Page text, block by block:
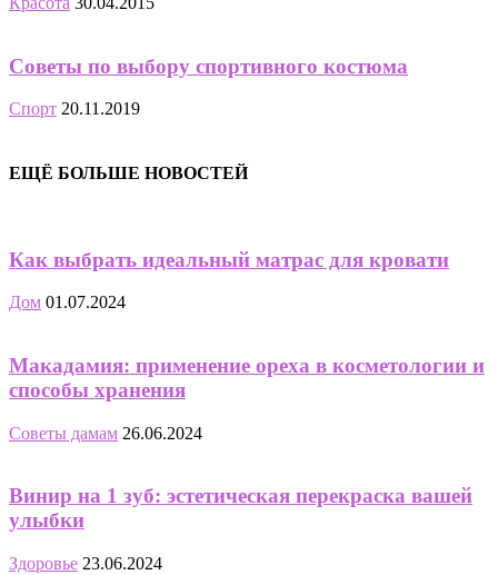
Советы по выбору спортивного костюма
Спорт 20.11.2019
ЕЩЁ БОЛЬШЕ НОВОСТЕЙ
Как выбрать идеальный матрас для кровати
Дом 01.07.2024
Макадамия: применение ореха в косметологии и
способы хранения
Советы дамам 26.06.2024
Винир на 1 зуб: эстетическая перекраска вашей
улыбки
Здоровье 23.06.2024